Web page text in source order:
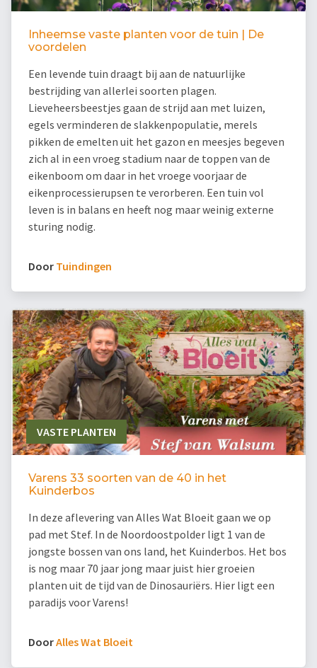
Inheemse vaste planten voor de tuin | De
voordelen
Een levende tuin draagt bij aan de natuurlijke
bestrijding van allerlei soorten plagen.
Lieveheersbeestjes gaan de strijd aan met luizen,
egels verminderen de slakkenpopulatie, merels
pikken de emelten uit het gazon en meesjes begeven
zich al in een vroeg stadium naar de toppen van de
eikenboom om daar in het vroege voorjaar de
eikenprocessierupsen te verorberen. Een tuin vol
leven is in balans en heeft nog maar weinig externe
sturing nodig.
Door Tuindingen
VASTE PLANTEN
Varens 33 soorten van de 40 in het
Kuinderbos
In deze aflevering van Alles Wat Bloeit gaan we op
pad met Stef. In de Noordoostpolder ligt 1 van de
jongste bossen van ons land, het Kuinderbos. Het bos
is nog maar 70 jaar jong maar juist hier groeien
planten uit de tijd van de Dinosauriërs. Hier ligt een
paradijs voor Varens!
DoorAlles Wat Bloeit